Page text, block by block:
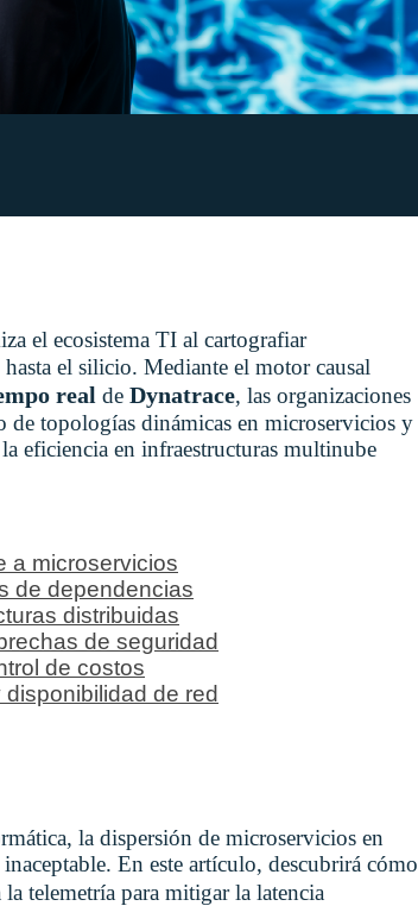
el ecosistema TI al cartografiar
el silicio. Mediante el motor causal
real de Dynatrace, las organizaciones
de topologías dinámicas en microservicios y
eficiencia en infraestructuras multinube
a microservicios
de dependencias
distribuidas
de seguridad
de costos
de red
la dispersión de microservicios en
En este artículo, descubrirá cómo
telemetría para mitigar la latencia